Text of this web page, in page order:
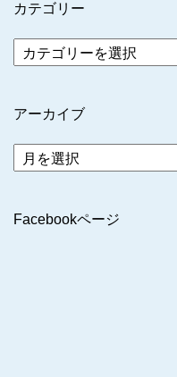
カテゴリー
アーカイブ
ア
ー
ブ
Facebookページ